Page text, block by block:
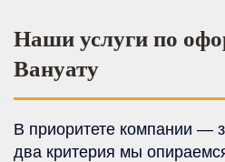
Наши услуги по
Вануату
В приоритете компании —
два критерия мы